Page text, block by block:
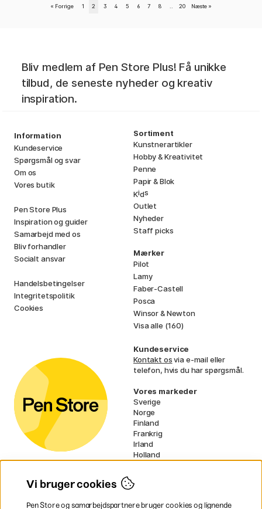
« Forrige 1 2 3 4 5 6 7 8 20 Næste »
Bliv medlem af Pen Store Plus! Få unikke
tilbud, de seneste nyheder og kreativ
inspiration.
Information
Kundeservice
Spørgsmål og svar
Om os
Vores butik
Pen Store Plus
Inspiration og guider
Samarbejd med os
Bliv forhandler
Socialt ansvar
Handelsbetingelser
Integritetspolitik
Cookies
Sortiment
Kunstnerartikler
Hobby & Kreativitet
Penne
Papir & Blok
Kids
Outlet
Nyheder
Staff picks
Mærker
Pilot
Lamy
Faber-Castell
Posca
Winsor & Newton
Visa alle (160)
Kundeservice
Kontakt osvia e-mail eller
telefon, hvis du har spørgsmål.
Vores markeder
Sverige
Norge
Finland
Frankrig
Irland
Holland
EU
Vi bruger cookies
Pen Store og samarbejdspartnere bruger cookies og lignende